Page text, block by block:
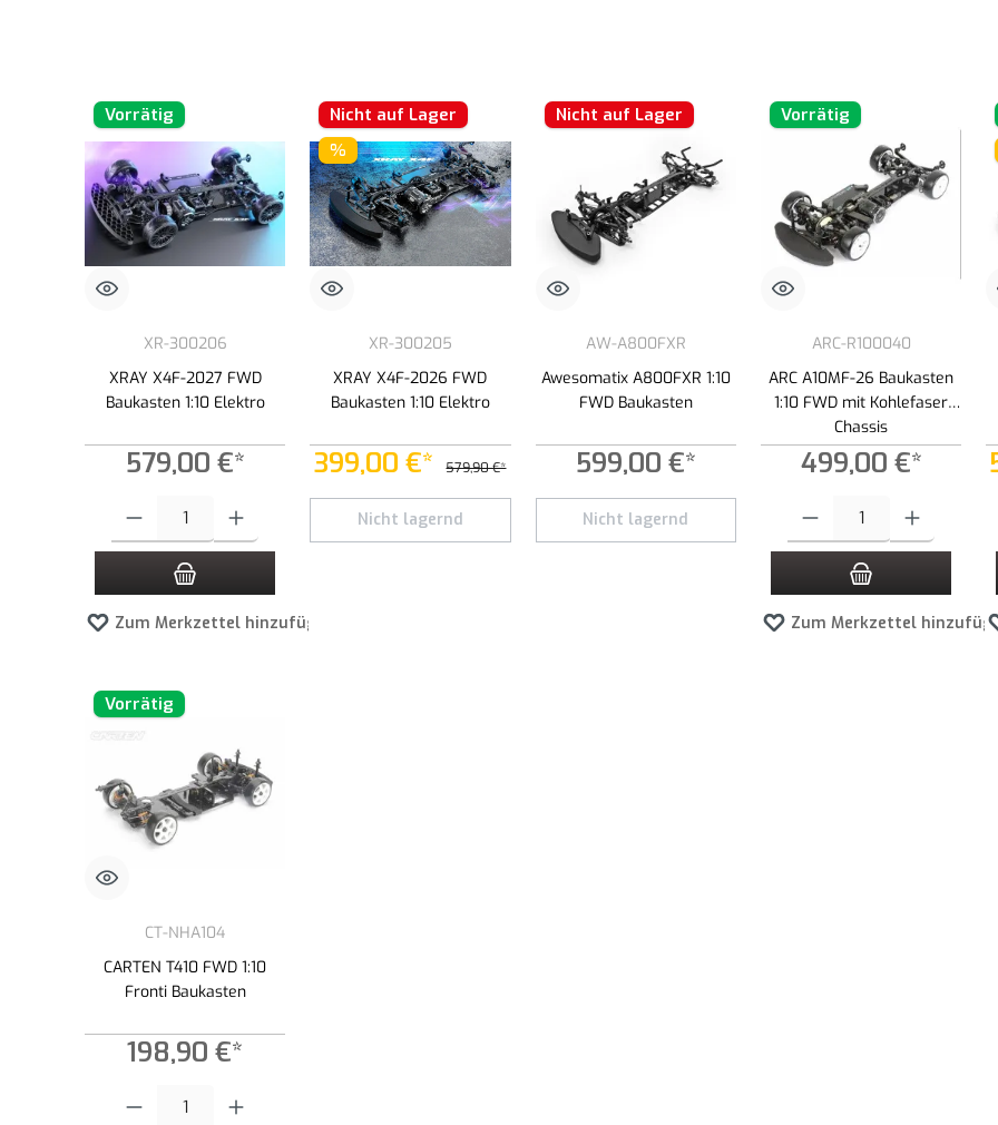
Vorrätig
XR-300206
XRAY X4F-2027 FWD
Baukasten 1:10 Elektro
579,00 €*
Produkt Anzahl: Gib den gewünschten Wert ein oder benutze die Schaltflächen um die Anzahl zu erhöhen oder zu reduzieren.
Zum Merkzettel hinzufügen
Nicht auf Lager
%
XR-300205
XRAY X4F-2026 FWD
Baukasten 1:10 Elektro
399,00 €* 579,90 €*
Nicht lagernd
Nicht auf Lager
AW-A800FXR
Awesomatix A800FXR 1:10
FWD Baukasten
599,00 €*
Nicht lagernd
Vorrätig
ARC-R100040
ARC A10MF-26 Baukasten
1:10 FWD mit Kohlefaser
Chassis
499,00 €*
Zum Merkzettel
Vorrätig
CT-NHA104
CARTEN T410 FWD 1:10
Fronti Baukasten
198,90 €*